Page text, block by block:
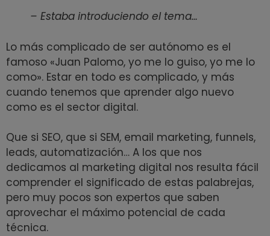
– Estaba introduciendo el tema…
Lo más complicado de ser autónomo es el
famoso «Juan Palomo, yo me lo guiso, yo me lo
como». Estar en todo es complicado, y más
cuando tenemos que aprender algo nuevo
como es el sector digital.
Que si SEO, que si SEM, email marketing, funnels,
leads, automatización… A los que nos
dedicamos al marketing digital nos resulta fácil
comprender el significado de estas palabrejas,
pero muy pocos son expertos que saben
aprovechar el máximo potencial de cada
técnica.